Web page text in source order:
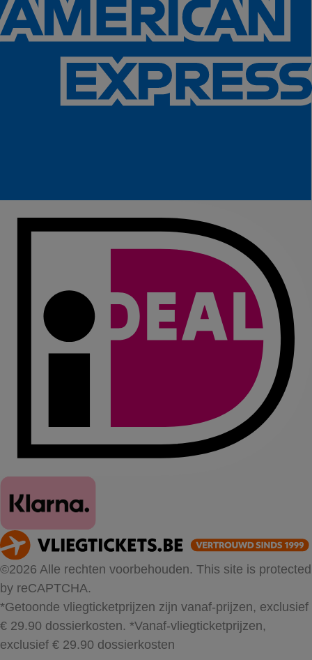
©2026 Alle rechten voorbehouden. This site is protected
by reCAPTCHA.
*Getoonde vliegticketprijzen zijn vanaf-prijzen, exclusief
€ 29.90 dossierkosten. *Vanaf-vliegticketprijzen,
exclusief € 29.90 dossierkosten